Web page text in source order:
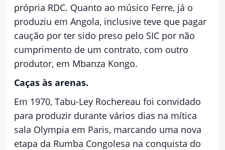
própria RDC. Quanto ao músico Ferre, já o
produziu em Angola, inclusive teve que pagar
caução por ter sido preso pelo SIC por não
cumprimento de um contrato, com outro
produtor, em Mbanza Kongo.
Caças às arenas.
Em 1970, Tabu-Ley Rochereau foi convidado
para produzir durante vários dias na mítica
sala Olympia em Paris, marcando uma nova
etapa da Rumba Congolesa na conquista do